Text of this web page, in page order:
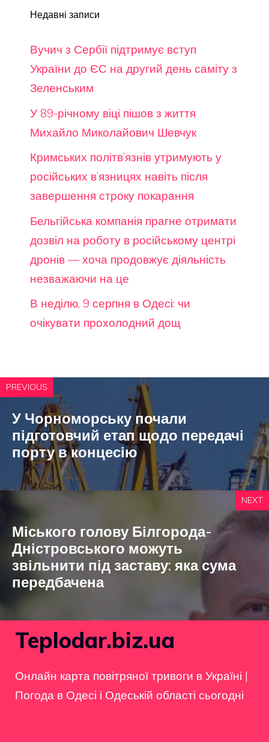
Недавні записи
Вучич з Сербії підтримує вступ
України до ЄС на другий день саміту з
Зеленським
У 89-річному віці пішов з життя
Михайло Миколайович Шевчук
Кримських політв’язнів утримують у
російських в’язницях навіть після
завершення строку покарання
Бельгійська компанія прагне отримати
дозвіл на роботу в російському центрі
дронів — хоча продовжує діяльність
незважаючи на це
В неділю, 9 серпня в Одесі: чи
очікувати прохолодний дощ
PREVIOUS
У Чорноморську почали
підготовчий етап щодо передачі
порту в концесію
NEXT
Міського голову Білгорода-
Дністровського можуть
звільнити під заставу: яка сума
передбачена
Teplodar.biz.ua
Онлайн карта повітряної тривоги в Україні |
Погода в Одесі і Одеській області сьогодні